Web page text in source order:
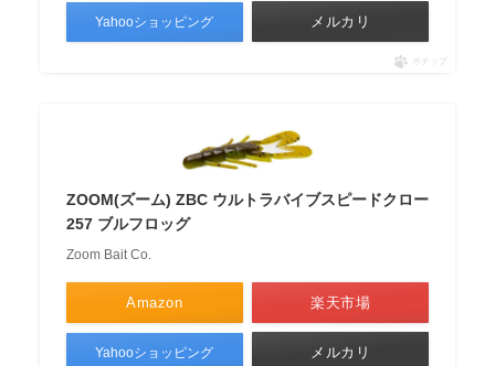
Yahooショッピング メルカリ
ポチップ
ZOOM(ズーム) ZBC ウルトラバイブスピードクロー
257 ブルフロッグ
Zoom Bait Co.
Amazon 楽天市場
Yahooショッピング メルカリ